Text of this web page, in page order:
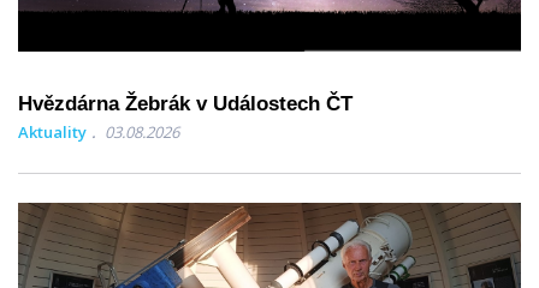
Hvězdárna Žebrák v Událostech ČT
Aktuality 03.08.2026